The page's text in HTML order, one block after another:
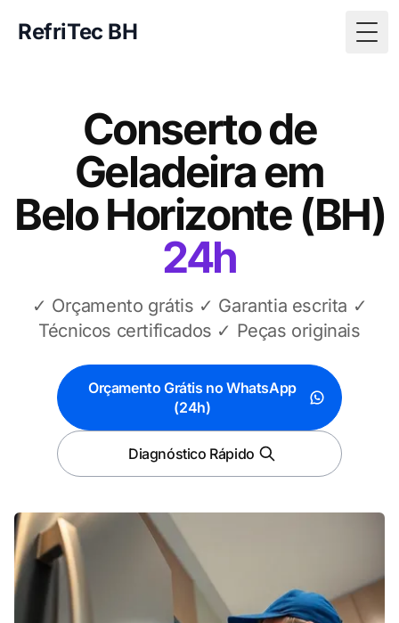
RefriTec BH
Conserto de
Geladeira em
Belo Horizonte (BH)
24h
✓ Orçamento grátis ✓ Garantia escrita ✓
Técnicos certificados ✓ Peças originais
Orçamento Grátis no WhatsApp
(24h)
Diagnóstico Rápido